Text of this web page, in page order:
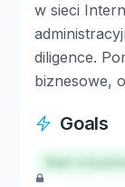
w sieci
diligence.
biznesowe,
Goals
Start a